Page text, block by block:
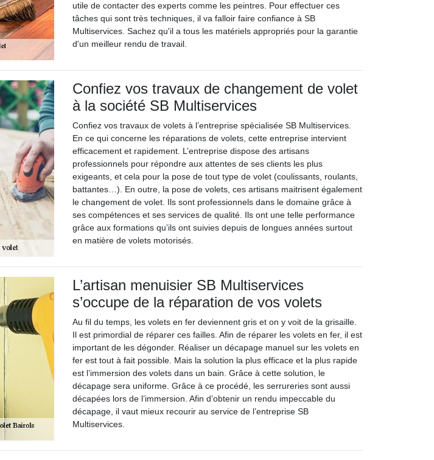
utile de contacter des experts comme les peintres. Pour effectuer ces
tâches qui sont très techniques, il va falloir faire confiance à SB
Multiservices. Sachez qu'il a tous les matériels appropriés pour la garantie
d'un meilleur rendu de travail.
Confiez vos travaux de changement de volet
à la société SB Multiservices
Confiez vos travaux de volets à l’entreprise spécialisée SB Multiservices.
En ce qui concerne les réparations de volets, cette entreprise intervient
efficacement et rapidement. L’entreprise dispose des artisans
professionnels pour répondre aux attentes de ses clients les plus
exigeants, et cela pour la pose de tout type de volet (coulissants, roulants,
battantes…). En outre, la pose de volets, ces artisans maitrisent également
le changement de volet. Ils sont professionnels dans le domaine grâce à
ses compétences et ses services de qualité. Ils ont une telle performance
grâce aux formations qu’ils ont suivies depuis de longues années surtout
en matière de volets motorisés.
L’artisan menuisier SB Multiservices
s’occupe de la réparation de vos volets
Au fil du temps, les volets en fer deviennent gris et on y voit de la grisaille.
Il est primordial de réparer ces failles. Afin de réparer les volets en fer, il est
important de les dégonder. Réaliser un décapage manuel sur les volets en
fer est tout à fait possible. Mais la solution la plus efficace et la plus rapide
est l’immersion des volets dans un bain. Grâce à cette solution, le
décapage sera uniforme. Grâce à ce procédé, les serrureries sont aussi
décapées lors de l’immersion. Afin d’obtenir un rendu impeccable du
décapage, il vaut mieux recourir au service de l’entreprise SB
Multiservices.